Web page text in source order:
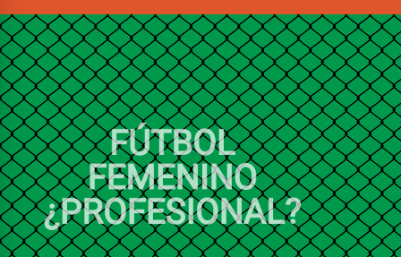
FÚTBOL
FEMENINO
¿PROFESIONAL?